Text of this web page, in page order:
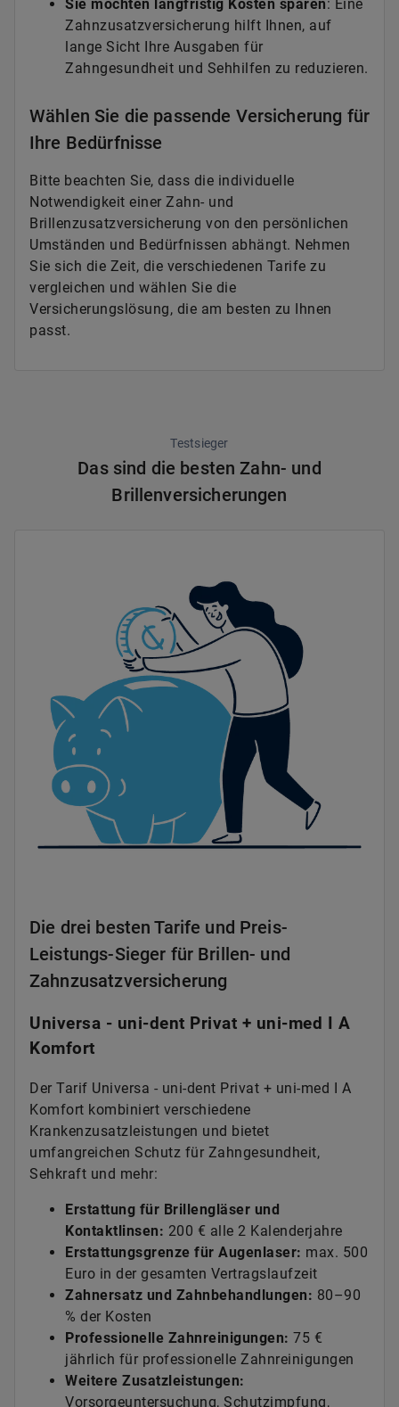
Sie möchten langfristig Kosten sparen: Eine
Zahnzusatzversicherung hilft Ihnen, auf
lange Sicht Ihre Ausgaben für
Zahngesundheit und Sehhilfen zu reduzieren.
Wählen Sie die passende Versicherung für
Ihre Bedürfnisse
Bitte beachten Sie, dass die individuelle
Notwendigkeit einer Zahn- und
Brillenzusatzversicherung von den persönlichen
Umständen und Bedürfnissen abhängt. Nehmen
Sie sich die Zeit, die verschiedenen Tarife zu
vergleichen und wählen Sie die
Versicherungslösung, die am besten zu Ihnen
passt.
Testsieger
Das sind die besten Zahn- und
Brillenversicherungen
Die drei besten Tarife und Preis-
Leistungs-Sieger für Brillen- und
Zahnzusatzversicherung
Universa - uni-dent Privat + uni-med I A
Komfort
Der Tarif Universa - uni-dent Privat + uni-med I A
Komfort kombiniert verschiedene
Krankenzusatzleistungen und bietet
umfangreichen Schutz für Zahngesundheit,
Sehkraft und mehr:
Erstattung für Brillengläser und
Kontaktlinsen: 200 € alle 2 Kalenderjahre
Erstattungsgrenze für Augenlaser: max. 500
Euro in der gesamten Vertragslaufzeit
Zahnersatz und Zahnbehandlungen: 80–90
% der Kosten
Professionelle Zahnreinigungen: 75 €
jährlich für professionelle Zahnreinigungen
Weitere Zusatzleistungen:
Vorsorgeuntersuchung, Schutzimpfung,